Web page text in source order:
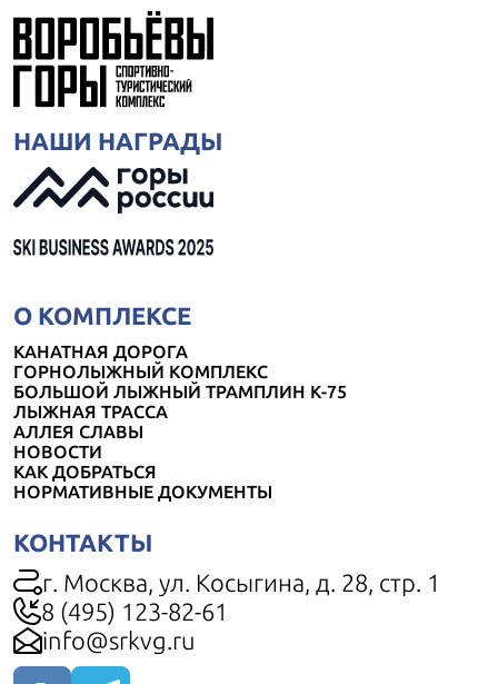
НАШИ НАГРАДЫ
О КОМПЛЕКСЕ
КАНАТНАЯ ДОРОГА
ГОРНОЛЫЖНЫЙ КОМПЛЕКС
БОЛЬШОЙ ЛЫЖНЫЙ ТРАМПЛИН К-75
ЛЫЖНАЯ ТРАССА
АЛЛЕЯ СЛАВЫ
НОВОСТИ
КАК ДОБРАТЬСЯ
НОРМАТИВНЫЕ ДОКУМЕНТЫ
КОНТАКТЫ
г. Москва, ул. Косыгина, д. 28, стр. 1
8 (495) 123-82-61
info@srkvg.ru